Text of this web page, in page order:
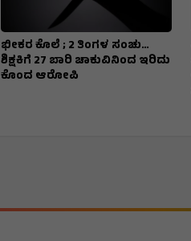
ಭೀಕರ ಕೊಲೆ ; 2 ತಿಂಗಳ ಸಂಚು…
ಶಿಕ್ಷಕಿಗೆ 27 ಬಾರಿ ಚಾಕುವಿನಿಂದ ಇರಿದು
ಕೊಂದ ಆರೋಪಿ